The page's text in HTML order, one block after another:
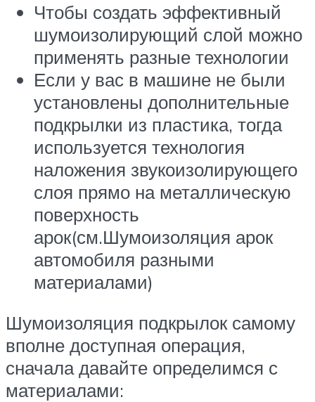
Чтобы создать эффективный
шумоизолирующий слой можно
применять разные технологии
Если у вас в машине не были
установлены дополнительные
подкрылки из пластика, тогда
используется технология
наложения звукоизолирующего
слоя прямо на металлическую
поверхность
арок(см.Шумоизоляция арок
автомобиля разными
материалами)
Шумоизоляция подкрылок самому
вполне доступная операция,
сначала давайте определимся с
материалами: